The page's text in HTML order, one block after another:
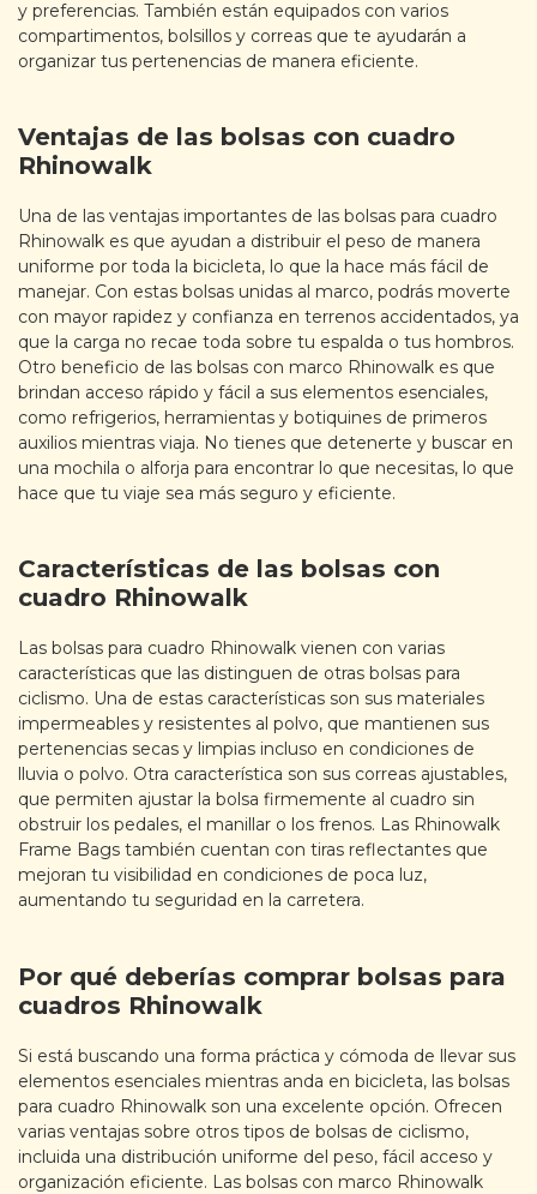
y preferencias. También están equipados con varios
compartimentos, bolsillos y correas que te ayudarán a
organizar tus pertenencias de manera eficiente.
Ventajas de las bolsas con cuadro
Rhinowalk
Una de las ventajas importantes de las bolsas para cuadro
Rhinowalk es que ayudan a distribuir el peso de manera
uniforme por toda la bicicleta, lo que la hace más fácil de
manejar. Con estas bolsas unidas al marco, podrás moverte
con mayor rapidez y confianza en terrenos accidentados, ya
que la carga no recae toda sobre tu espalda o tus hombros.
Otro beneficio de las bolsas con marco Rhinowalk es que
brindan acceso rápido y fácil a sus elementos esenciales,
como refrigerios, herramientas y botiquines de primeros
auxilios mientras viaja. No tienes que detenerte y buscar en
una mochila o alforja para encontrar lo que necesitas, lo que
hace que tu viaje sea más seguro y eficiente.
Características de las bolsas con
cuadro Rhinowalk
Las bolsas para cuadro Rhinowalk vienen con varias
características que las distinguen de otras bolsas para
ciclismo. Una de estas características son sus materiales
impermeables y resistentes al polvo, que mantienen sus
pertenencias secas y limpias incluso en condiciones de
lluvia o polvo. Otra característica son sus correas ajustables,
que permiten ajustar la bolsa firmemente al cuadro sin
obstruir los pedales, el manillar o los frenos. Las Rhinowalk
Frame Bags también cuentan con tiras reflectantes que
mejoran tu visibilidad en condiciones de poca luz,
aumentando tu seguridad en la carretera.
Por qué deberías comprar bolsas para
cuadros Rhinowalk
Si está buscando una forma práctica y cómoda de llevar sus
elementos esenciales mientras anda en bicicleta, las bolsas
para cuadro Rhinowalk son una excelente opción. Ofrecen
varias ventajas sobre otros tipos de bolsas de ciclismo,
incluida una distribución uniforme del peso, fácil acceso y
organización eficiente. Las bolsas con marco Rhinowalk